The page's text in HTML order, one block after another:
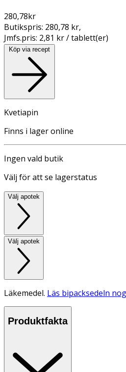
280,78kr
Butikspris: 280,78 kr,
Jmfs.pris: 2,81 kr / tablett(er)
Köp via recept
Kvetiapin
Finns i lager online
Ingen vald butik
Välj för att se lagerstatus
Välj apotek
Välj apotek
Läkemedel. Läs bipacksedeln
Produktfakta